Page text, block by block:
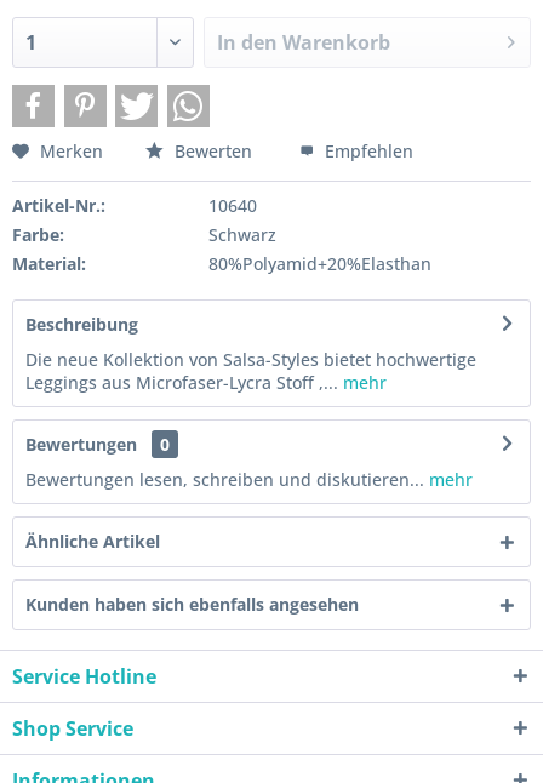
In den Warenkorb
Merken Bewerten Empfehlen
Artikel-Nr.:
10640
Farbe:
Schwarz
Material:
80%Polyamid+20%Elasthan
Beschreibung
Die neue Kollektion von Salsa-Styles bietet hochwertige
Leggings aus Microfaser-Lycra Stoff ,... mehr
Bewertungen
0
Bewertungen lesen, schreiben und diskutieren... mehr
Ähnliche Artikel
Kunden haben sich ebenfalls angesehen
Service Hotline
Shop Service